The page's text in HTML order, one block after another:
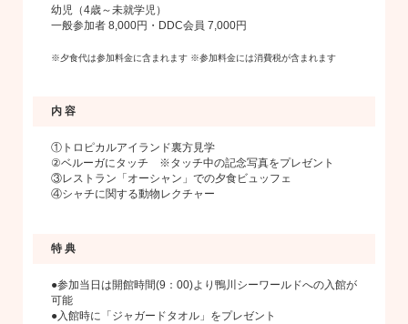
幼児（4歳～未就学児）
一般参加者 8,000円・DDC会員 7,000円
※夕食代は参加料金に含まれます ※参加料金には消費税が含まれます
内 容
①トロピカルアイランド裏方見学
②ベルーガにタッチ ※タッチ中の記念写真をプレゼント
③レストラン「オーシャン」での夕食ビュッフェ
④シャチに関する動物レクチャー
特 典
●参加当日は開館時間(9：00)より鴨川シーワールドへの入館が
可能
●入館時に「ジャガードタオル」をプレゼント